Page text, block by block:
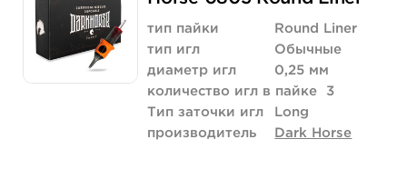
Количество купить
тип пайки
Round Liner
тип игл
Обычные
диаметр игл
0,25 мм
количество игл в пайке
3
Тип заточки игл
Long
производитель
Dark Horse